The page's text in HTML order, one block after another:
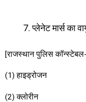
प्लेनेट मार्स का
[राजस्थान पुलिस
(1) हाइड्रोजन
(2) क्लोरीन